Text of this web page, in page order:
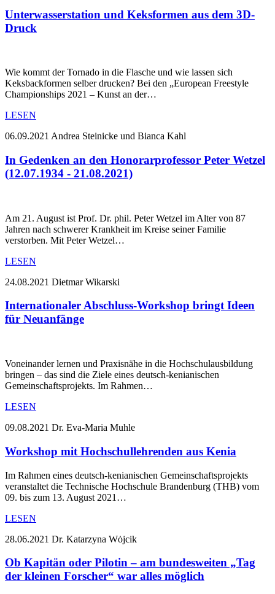
Unterwasserstation und Keksformen aus dem 3D-
Druck
Wie kommt der Tornado in die Flasche und wie lassen sich
Keksbackformen selber drucken? Bei den „European Freestyle
Championships 2021 – Kunst an der…
LESEN
06.09.2021 Andrea Steinicke und Bianca Kahl
In Gedenken an den Honorarprofessor Peter Wetzel
(12.07.1934 - 21.08.2021)
Am 21. August ist Prof. Dr. phil. Peter Wetzel im Alter von 87
Jahren nach schwerer Krankheit im Kreise seiner Familie
verstorben. Mit Peter Wetzel…
LESEN
24.08.2021 Dietmar Wikarski
Internationaler Abschluss-Workshop bringt Ideen
für Neuanfänge
Voneinander lernen und Praxisnähe in die Hochschulausbildung
bringen – das sind die Ziele eines deutsch-kenianischen
Gemeinschaftsprojekts. Im Rahmen…
LESEN
09.08.2021 Dr. Eva-Maria Muhle
Workshop mit Hochschullehrenden aus Kenia
Im Rahmen eines deutsch-kenianischen Gemeinschaftsprojekts
veranstaltet die Technische Hochschule Brandenburg (THB) vom
09. bis zum 13. August 2021…
LESEN
28.06.2021 Dr. Katarzyna Wȯjcik
Ob Kapitän oder Pilotin – am bundesweiten „Tag
der kleinen Forscher“ war alles möglich